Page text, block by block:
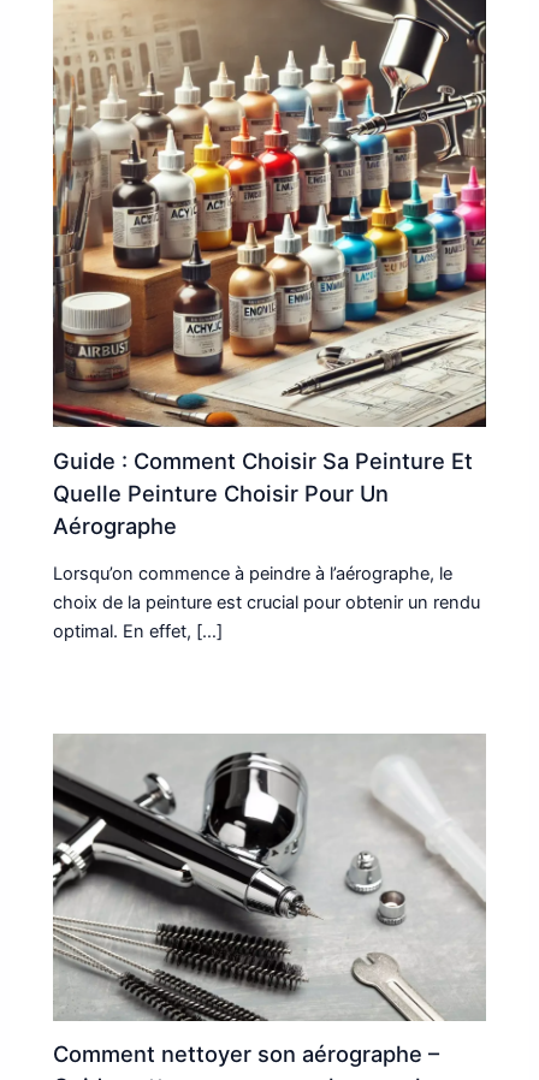
Guide : Comment Choisir Sa Peinture Et
Quelle Peinture Choisir Pour Un
Aérographe
Lorsqu’on commence à peindre à l’aérographe, le
choix de la peinture est crucial pour obtenir un rendu
optimal. En effet, […]
Comment nettoyer son aérographe –